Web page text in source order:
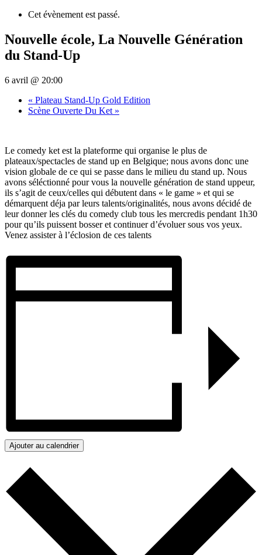
Cet évènement est passé.
Nouvelle école, La Nouvelle Génération
du Stand-Up
6 avril @ 20:00
« Plateau Stand-Up Gold Edition
Scène Ouverte Du Ket »
Le comedy ket est la plateforme qui organise le plus de
plateaux/spectacles de stand up en Belgique; nous avons donc une
vision globale de ce qui se passe dans le milieu du stand up. Nous
avons séléctionné pour vous la nouvelle génération de stand uppeur,
ils s’agit de ceux/celles qui débutent dans « le game » et qui se
démarquent déja par leurs talents/originalités, nous avons décidé de
leur donner les clés du comedy club tous les mercredis pendant 1h30
pour qu’ils puissent bosser et continuer d’évoluer sous vos yeux.
Venez assister à l’éclosion de ces talents
Ajouter au calendrier